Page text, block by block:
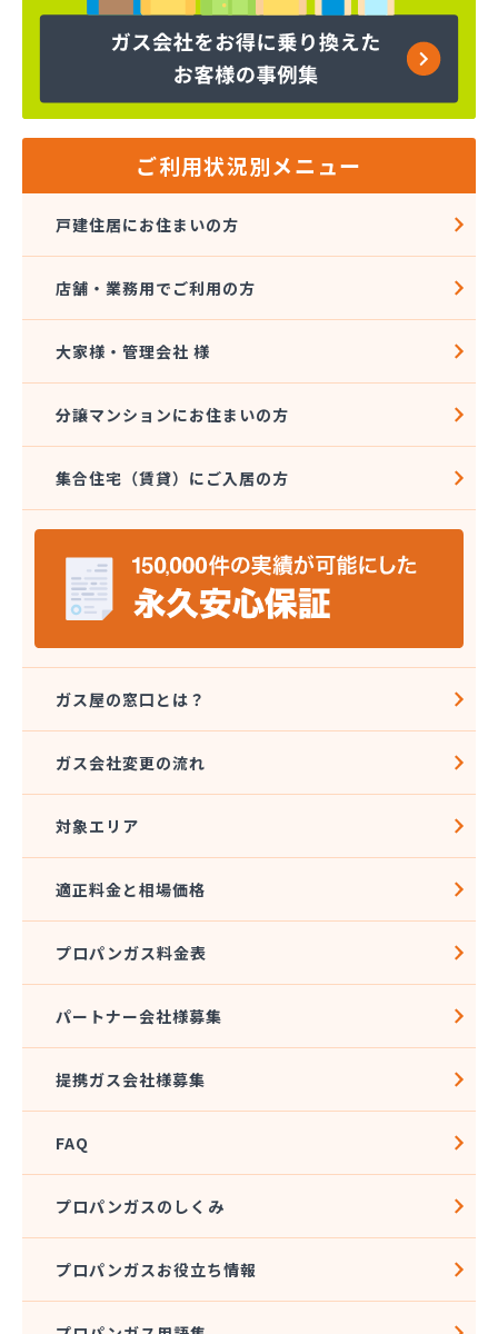
株式会社大進本社
株式会社長栄ガスサービス
株式会社鳥羽
株式会社武重商会 プロパン部
株式会社武重商会 プロパン佐久営業所
株式会社武重商会 松本支店
株式会社北澤商会
株式会社堀内商事
関東ガス株式会社
丸山産業
丸子日通プロパン販売有限会社
宮原酸素株式会社 長野営業所
宮島燃料店
協同組合千曲エルピーガス供給センター
橋本産業株式会社 丸子連絡所
桐原ガス燃料株式会社
鍵田プロパンガス
戸倉オートガス・スタンド
更埴プロパン有限会社
江島屋商店
合資会社山田屋給油所 プロパンガス部
佐久プロパンガス協同組合
佐久集中監視センター株式会社
松新商店
松代液化石油ガス事業協同組合
松筑エルピーガス協業組合
松本ガス商事株式会社
松本シェル石油株式会社 村井事業所配送センター
松本シェル石油株式会社村井事業所プロパンガス課
松本プロパンガス株式会社
松本事業株式会社
上田広域LPガス協同組合
城南高沢ガス株式会社
ご利用状況別メニュー
戸建住居にお住まいの方
店舗・業務用でご利用の方
大家様・管理会社 様
分譲マンションにお住まいの方
集合住宅（賃貸）にご入居の方
ガス屋の窓口とは？
ガス会社変更の流れ
対象エリア
適正料金と相場価格
プロパンガス料金表
パートナー会社様募集
提携ガス会社様募集
FAQ
プロパンガスのしくみ
プロパンガスお役立ち情報